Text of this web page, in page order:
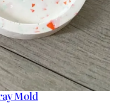
Mold